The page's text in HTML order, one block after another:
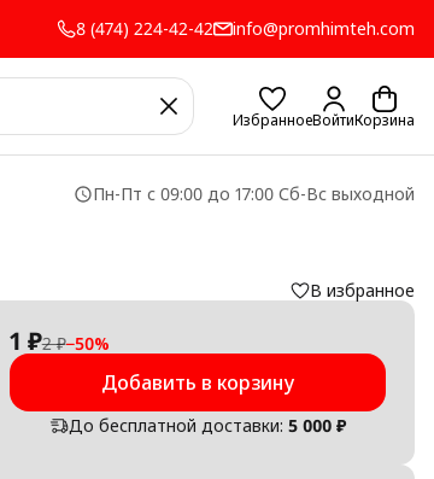
8 (474) 224-42-42 info@promhimteh.com
ИзбранноеВойтиКорзина
Пн-Пт с 09:00 до 17:00 Сб-Вс выходной
В избранное
1 ₽2 ₽−50%
Добавить в корзину
До бесплатной доставки: 5 000 ₽